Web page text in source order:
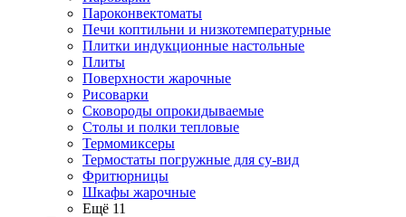
Пароконвектоматы
Печи коптильни и низкотемпературные
Плитки индукционные настольные
Плиты
Поверхности жарочные
Рисоварки
Сковороды опрокидываемые
Столы и полки тепловые
Термомиксеры
Термостаты погружные для су-вид
Фритюрницы
Шкафы жарочные
Ещё 11